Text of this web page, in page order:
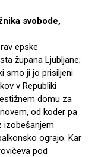
svobode,
epske
župana Ljubljane;
smo ji jo prisiljeni
v Republiki
domu za
od koder pa
izobešanjem
ograjo. Kar
pod